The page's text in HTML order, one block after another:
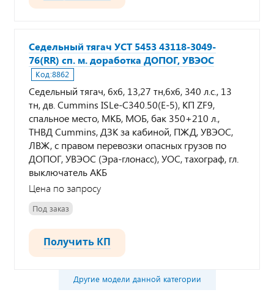
Седельный тягач УСТ 5453 43118-3049-
76(RR) сп. м. доработка ДОПОГ, УВЭОС
Код:8862
Седельный тягач, 6х6, 13,27 тн,6х6, 340 л.с., 13
тн, дв. Cummins ISLe-C340.50(Е-5), КП ZF9,
спальное место, МКБ, МОБ, бак 350+210 л.,
ТНВД Cummins, ДЗК за кабиной, ПЖД, УВЭОС,
ЛВЖ, с правом перевозки опасных грузов по
ДОПОГ, УВЭОС (Эра-глонасс), УОС, тахограф, гл.
выключатель АКБ
Цена по запросу
Под заказ
Получить КП
Другие модели данной категории